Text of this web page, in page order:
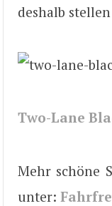
deshalb
Two-Lane
Mehr schöne
unter: